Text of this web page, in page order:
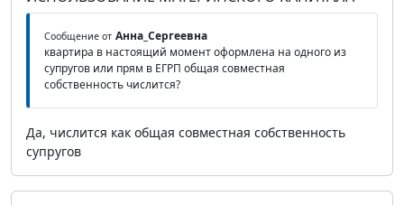
Сообщение от Анна_Сергеевна
квартира в настоящий момент оформлена на одного из
супругов или прям в ЕГРП общая совместная
собственность числится?
Да, числится как общая совместная собственность
супругов